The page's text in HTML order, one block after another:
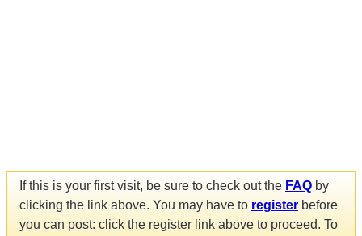
If this is your first visit, be sure to check out the FAQ by
clicking the link above. You may have to register before
you can post: click the register link above to proceed. To